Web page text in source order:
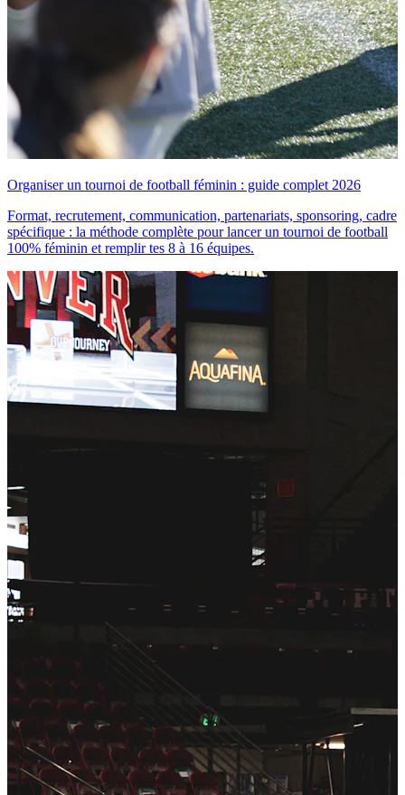
Organiser un tournoi de football féminin : guide complet 2026
Format, recrutement, communication, partenariats, sponsoring, cadre
spécifique : la méthode complète pour lancer un tournoi de football
100% féminin et remplir tes 8 à 16 équipes.